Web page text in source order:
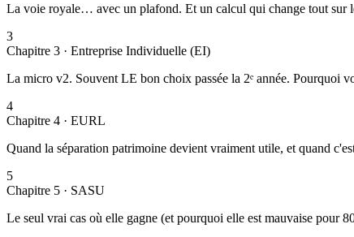
La voie royale… avec un plafond. Et un calcul qui change tout sur
3
Chapitre 3 · Entreprise Individuelle (EI)
La micro v2. Souvent LE bon choix passée la 2ᵉ année. Pourquoi
4
Chapitre 4 · EURL
Quand la séparation patrimoine devient vraiment utile, et quand
5
Chapitre 5 · SASU
Le seul vrai cas où elle gagne (et pourquoi elle est mauvaise pour